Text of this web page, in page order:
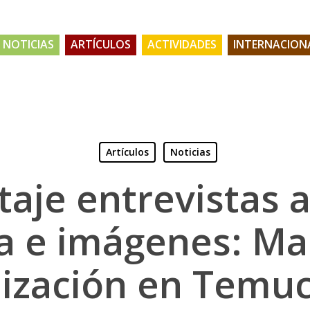
NOTICIAS ARTÍCULOS ACTIVIDADES
Artículos Noticias
entrevistas
e imágenes:
en